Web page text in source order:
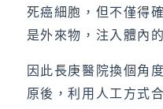
死癌細胞，但不僅得
是外來物，注入體內
因此長庚醫院換個角
原後，利用人工方式